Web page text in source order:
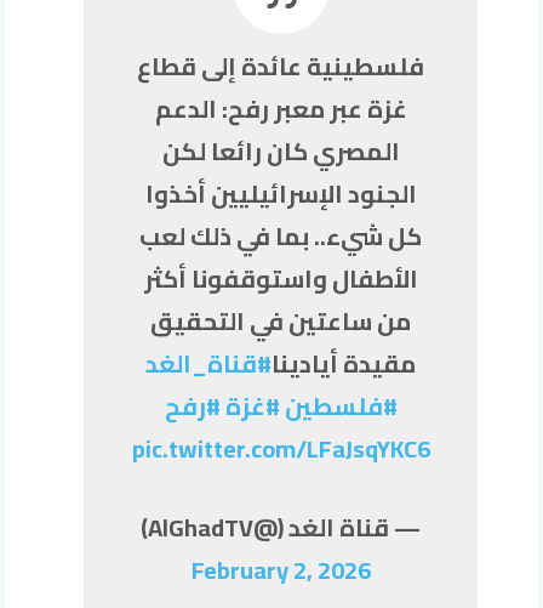
فلسطينية عائدة إلى قطاع
غزة عبر معبر رفح: الدعم
المصري كان رائعا لكن
الجنود الإسرائيليين أخذوا
كل شيء.. بما في ذلك لعب
الأطفال واستوقفونا أكثر
من ساعتين في التحقيق
مقيدة أيادينا#قناة_الغد
#فلسطين#غزة#رفح
pic.twitter.com/LFaJsqYKC6
— قناة الغد (@AlGhadTV)
February 2, 2026